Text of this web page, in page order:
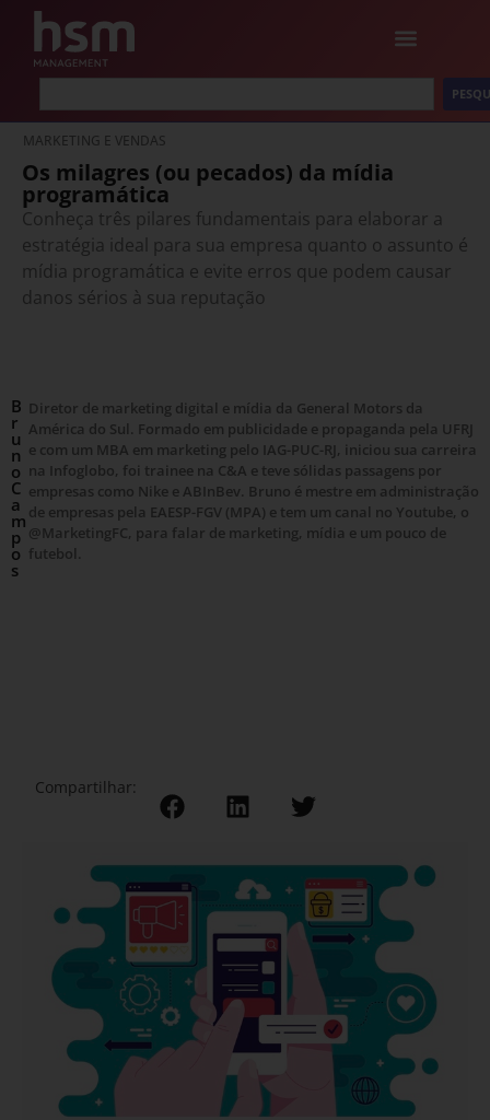
MARKETING E VENDAS
Os milagres (ou pecados) da mídia
programática
Conheça três pilares fundamentais para elaborar a
estratégia ideal para sua empresa quanto o assunto é
mídia programática e evite erros que podem causar
danos sérios à sua reputação
B
r
u
n
o
C
a
m
p
o
s
Diretor de marketing digital e mídia da General Motors da
América do Sul. Formado em publicidade e propaganda pela UFRJ
e com um MBA em marketing pelo IAG-PUC-RJ, iniciou sua carreira
na Infoglobo, foi trainee na C&A e teve sólidas passagens por
empresas como Nike e ABInBev. Bruno é mestre em administração
de empresas pela EAESP-FGV (MPA) e tem um canal no Youtube, o
@MarketingFC, para falar de marketing, mídia e um pouco de
futebol.
Compartilhar: